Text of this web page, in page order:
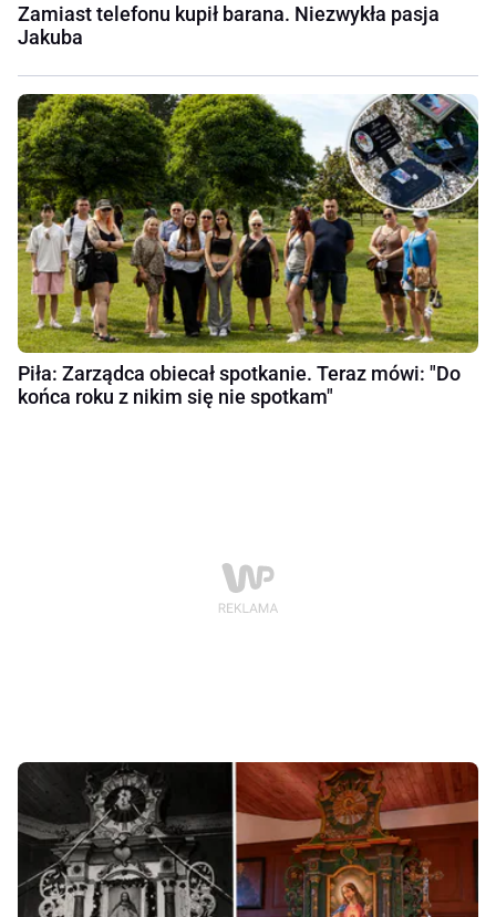
Zamiast telefonu kupił barana. Niezwykła pasja
Jakuba
Piła: Zarządca obiecał spotkanie. Teraz mówi: "Do
końca roku z nikim się nie spotkam"